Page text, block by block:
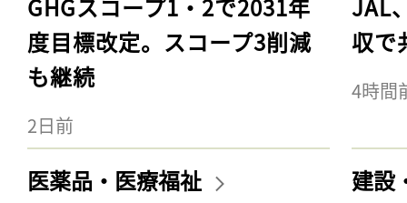
GHGスコープ1・2で2031年
度目標改定。スコープ3削減
も継続
2日前
JAL
収で
4時間
医薬品・医療福祉 建設